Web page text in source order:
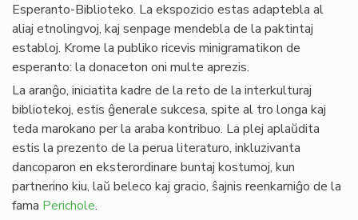
Esperanto-Biblioteko. La ekspozicio estas adaptebla al
aliaj etnolingvoj, kaj senpage mendebla de la paktintaj
establoj. Krome la publiko ricevis minigramatikon de
esperanto: la donaceton oni multe aprezis.
La aranĝo, iniciatita kadre de la reto de la interkulturaj
bibliotekoj, estis ĝenerale sukcesa, spite al tro longa kaj
teda marokano per la araba kontribuo. La plej aplaŭdita
estis la prezento de la perua literaturo, inkluzivanta
dancoparon en eksterordinare buntaj kostumoj, kun
partnerino kiu, laŭ beleco kaj gracio, ŝajnis reenkarniĝo de la
fama Perichole.